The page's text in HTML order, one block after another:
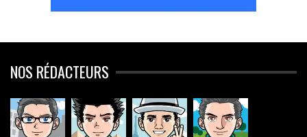
NOS RÉDACTEURS